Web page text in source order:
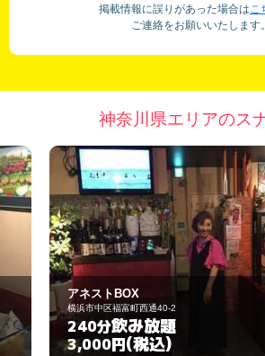
掲載情報に誤りがあった場合はこ
ご連絡をお願いいたします。
神奈川県エリアのス
BOX
区福富町西通40-2
飲み放題
(税込)